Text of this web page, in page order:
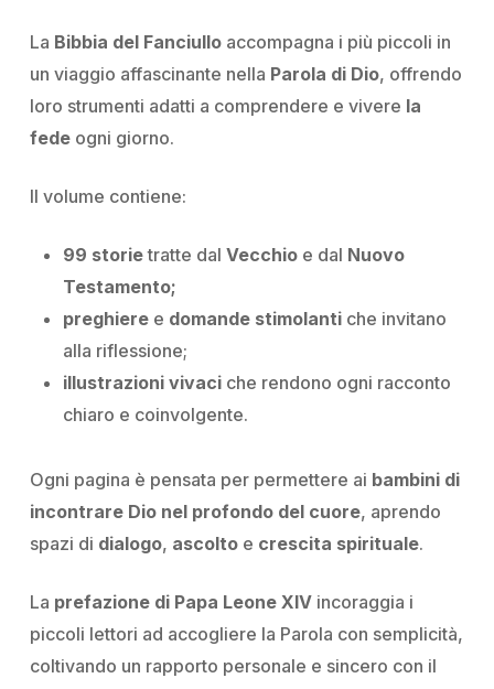
La Bibbia del Fanciullo accompagna i più piccoli in
un viaggio affascinante nella Parola di Dio, offrendo
loro strumenti adatti a comprendere e vivere la
fede ogni giorno.
Il volume contiene:
99 storietratte dalVecchio e dal Nuovo
Testamento;
preghiere e domande stimolanti che invitano
alla riflessione;
illustrazioni vivaci che rendono ogni racconto
chiaro e coinvolgente.
Ogni pagina è pensata per permettere ai bambini di
incontrare Dio nel profondo del cuore, aprendo
spazi di dialogo, ascolto e crescita spirituale.
La prefazione di Papa Leone XIV incoraggia i
piccoli lettori ad accogliere la Parola con semplicità,
coltivando un rapporto personale e sincero con il